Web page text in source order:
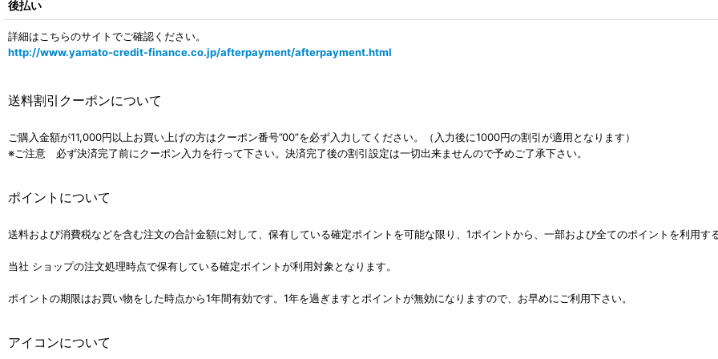
後払い
詳細はこちらのサイトでご確認ください。
http://www.yamato-credit-finance.co.jp/afterpayment/afterpayment.html
送料割引クーポンについて
ご購入金額が11,000円以上お買い上げの方はクーポン番号”00”を必ず入力してください。（入力後に1000円の割引が適用となります）
※ご注意 必ず決済完了前にクーポン入力を行って下さい。決済完了後の割引設定は一切出来ませんので予めご了承下さい。
ポイントについて
送料および消費税などを含む注文の合計金額に対して、保有している確定ポイントを可能な限り、1ポイントから、一部および全てのポイントを利用す
当社 ショップの注文処理時点で保有している確定ポイントが利用対象となります。
ポイントの期限はお買い物をした時点から1年間有効です。1年を過ぎますとポイントが無効になりますので、お早めにご利用下さい。
アイコンについて